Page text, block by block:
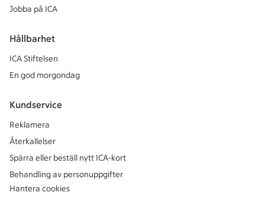
Jobba på ICA
Hållbarhet
ICA Stiftelsen
En god morgondag
Kundservice
Reklamera
Återkallelser
Spärra eller beställ nytt ICA-kort
Behandling av personuppgifter
Hantera cookies